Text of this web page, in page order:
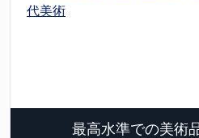
代美術
最高水準での美術